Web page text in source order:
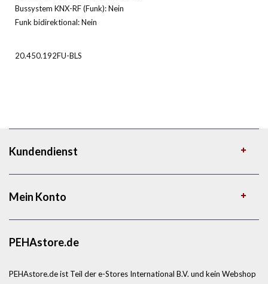
Bussystem KNX-RF (Funk): Nein
Funk bidirektional: Nein
20.450.192FU-BLS
Kundendienst
Mein Konto
PEHAstore.de
PEHAstore.de ist Teil der e-Stores International B.V. und kein Webshop